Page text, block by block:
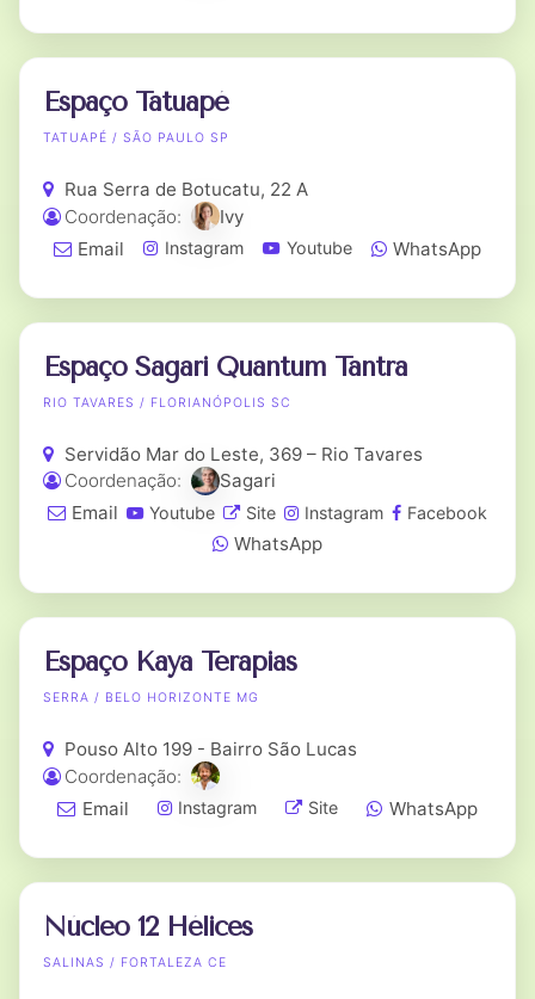
Espaço Tatuapé
TATUAPÉ / SÃO PAULO SP
Rua Serra de Botucatu, 22 A
Coordenação:
Ivy
Email
Instagram Youtube WhatsApp
Espaço Sagari Quantum Tantra
RIO TAVARES / FLORIANÓPOLIS SC
Servidão Mar do Leste, 369 – Rio Tavares
Coordenação:
Sagari
Email
Youtube Site Instagram Facebook
WhatsApp
Espaço Kaya Terapias
SERRA / BELO HORIZONTE MG
Pouso Alto 199 - Bairro São Lucas
Coordenação:
Email
Instagram Site WhatsApp
Núcleo 12 Hélices
SALINAS / FORTALEZA CE